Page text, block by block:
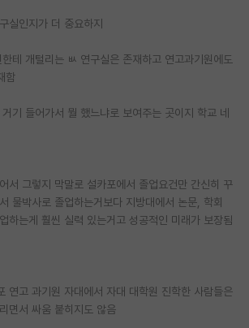
시판
게시판
시판
실인지가 더 중요하지
테 개털리는 ㅄ 연구실은 존재하고 연고과기원에도
함
기 들어가서 뭘 했느냐로 보여주는 곳이지 학교 네
서 그렇지 막말로 설카포에서 졸업요건만 간신히 꾸
물박사로 졸업하는거보다 지방대에서 논문, 학회
하는게 훨씬 실력 있는거고 성공적인 미래가 보장됨
연고 과기원 자대에서 자대 대학원 진학한 사람들은
면서 싸움 붙히지도 않음